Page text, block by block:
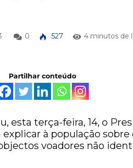
0 527 4 minutos de
Partilhar conteúdo
esta terça-feira, 14, o
à população sobre
voadores não